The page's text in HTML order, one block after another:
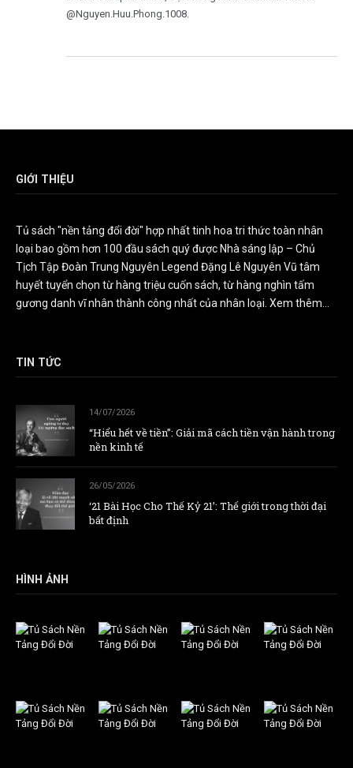
@Nguyen.Huu.Phong.1008.
GIỚI THIỆU
Tủ sách "nền tảng đổi đời" hợp nhất tinh hoa tri thức toàn nhân
loại bao gồm hơn 100 đầu sách quý được Nhà sáng lập – Chủ
Tịch Tập Đoàn Trung Nguyên Legend Đặng Lê Nguyên Vũ tâm
huyết tuyển chọn từ hàng triệu cuốn sách, từ hàng nghìn tấm
gương danh vĩ nhân thành công nhất của nhân loại. Xem thêm...
TIN TỨC
14/07/2026
“Hiểu hết về tiền”: Giải mã cách tiền vận hành trong
nền kinh tế
26/05/2026
‘21 Bài Học Cho Thế Kỷ 21’: Thế giới trong thời đại
bất định
HÌNH ẢNH